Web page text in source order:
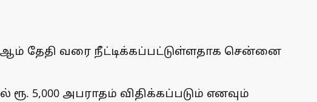
தேதி வரை நீட்டிக்கப்பட்டுள்ளதாக சென்னை
5,000 அபராதம் விதிக்கப்படும் எனவும்